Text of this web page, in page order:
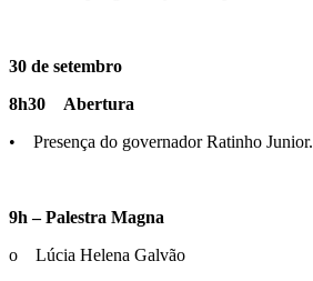
30 de setembro
8h30 Abertura
• Presença do governador Ratinho Junior.
9h – Palestra Magna
o Lúcia Helena Galvão